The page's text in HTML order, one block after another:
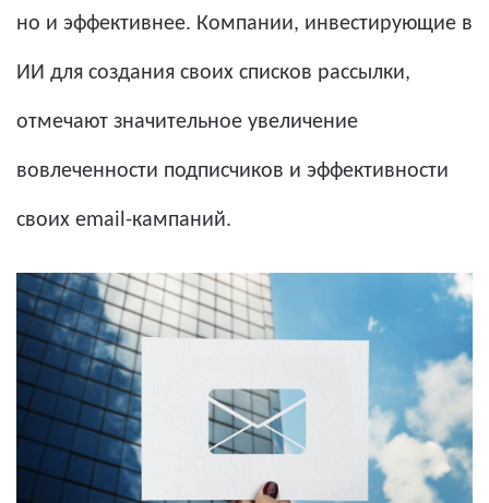
но и эффективнее. Компании, инвестирующие в
ИИ для создания своих списков рассылки,
отмечают значительное увеличение
вовлеченности подписчиков и эффективности
своих email-кампаний.